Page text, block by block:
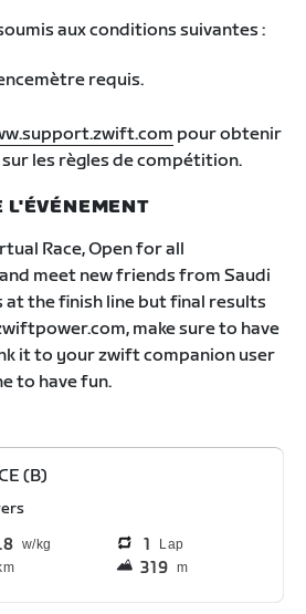
aux conditions suivantes :
requis.
pour obtenir
les règles de compétition.
L'ÉVÉNEMENT
Race, Open for all
meet new friends from Saudi
at the finish line but final results
make sure to have
it to your zwift companion user
to have fun.
(B)
1 Lap
319 m